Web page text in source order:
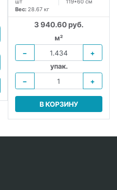
шт
119*60 см
Вес: 28.67 кг
3 940.60 руб.
м²
−
+
упак.
−
+
В КОРЗИНУ